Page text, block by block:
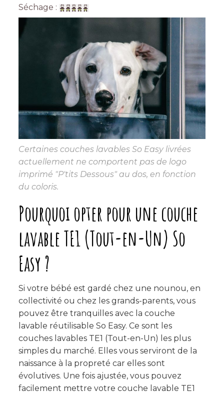
Séchage :
Certaines couches lavables So Easy livrées
actuellement ne comportent pas de logo
imprimé "P'tits Dessous" au dos, en fonction
du coloris.
Pourquoi opter pour une couche
lavable TE1 (Tout-en-Un) So
Easy ?
Si votre bébé est gardé chez une nounou, en
collectivité ou chez les grands-parents, vous
pouvez être tranquilles avec la couche
lavable réutilisable So Easy. Ce sont les
couches lavables TE1 (Tout-en-Un) les plus
simples du marché. Elles vous serviront de la
naissance à la propreté car elles sont
évolutives. Une fois ajustée, vous pouvez
facilement mettre votre couche lavable TE1